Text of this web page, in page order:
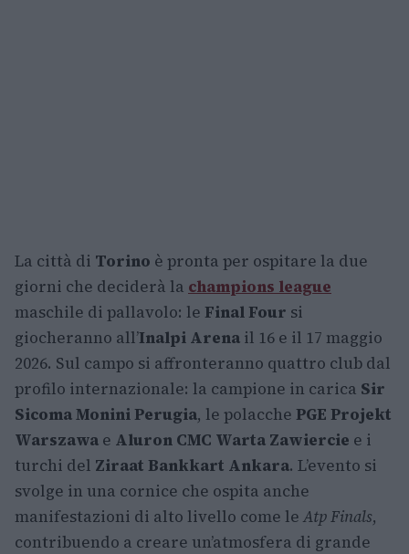
La città di Torino è pronta per ospitare la due
giorni che deciderà la champions league
maschile di pallavolo: le Final Four si
giocheranno all’Inalpi Arena il 16 e il 17 maggio
2026. Sul campo si affronteranno quattro club dal
profilo internazionale: la campione in carica Sir
Sicoma Monini Perugia, le polacche PGE Projekt
Warszawa e Aluron CMC Warta Zawiercie e i
turchi del Ziraat Bankkart Ankara. L’evento si
svolge in una cornice che ospita anche
manifestazioni di alto livello come le Atp Finals,
contribuendo a creare un’atmosfera di grande